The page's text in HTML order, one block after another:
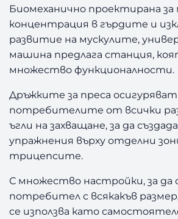
Ъ
Б
o
d
y
o
l
i
d
D
L
S
S
Биомеханично проектирана за
концентрация в гърдите и
развитие на мускулите,
машина предлага станция,
множество функционалности.
Дръжките за преса осигуряват
потребителите от всички
ъгли на захващане, за да
упражнения върху отделни
трицепсите.
С множество настройки, за да
потребител с всякакъв
се използва като